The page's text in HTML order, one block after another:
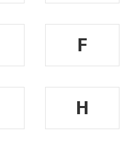
F
H